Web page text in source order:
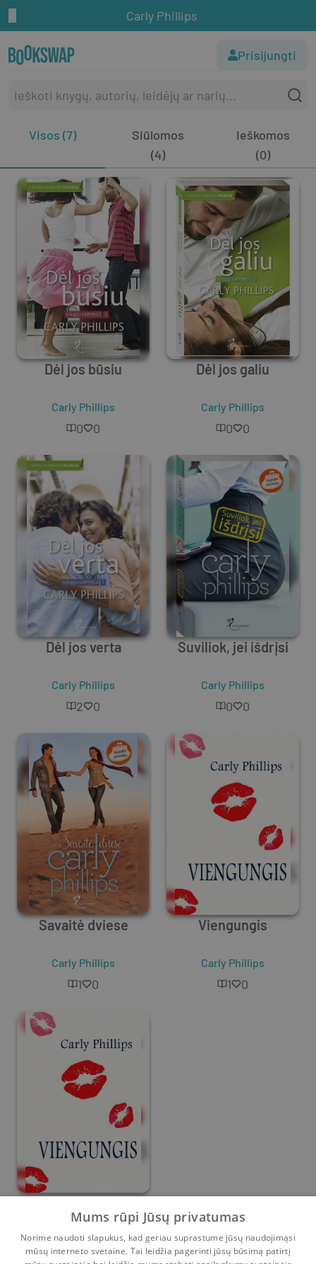
Carly Phillips
Prisijungti
Visos (7)
Siūlomos
(4)
Ieškomos
(0)
Dėl jos būsiu
Carly Phillips
0 0
Dėl jos galiu
Carly Phillips
0 0
Dėl jos verta
Carly Phillips
2 0
Suviliok, jei išdrįsi
Carly Phillips
0 0
Savaitė dviese
Carly Phillips
1 0
Viengungis
Carly Phillips
1 0
Carly Phillips
Mums rūpi Jūsų privatumas
Norime naudoti slapukus, kad geriau suprastume jūsų naudojimąsi
mūsų interneto svetaine. Tai leidžia pagerinti jūsų būsimą patirtį